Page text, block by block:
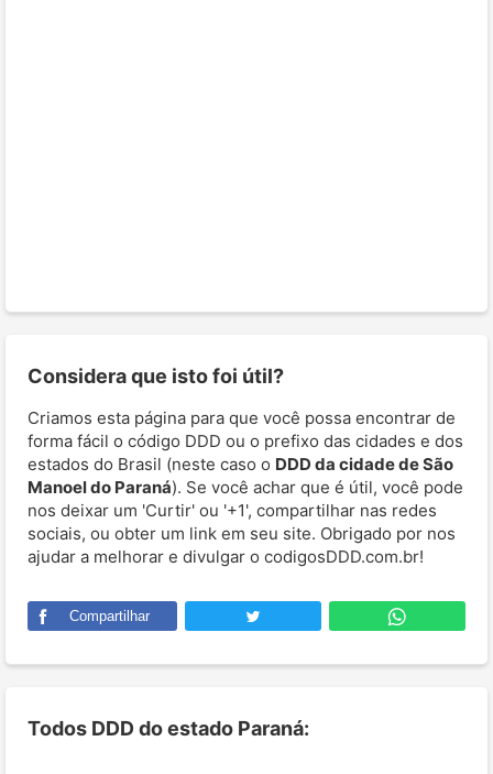
Considera que isto foi útil?
Criamos esta página para que você possa encontrar de
forma fácil o código DDD ou o prefixo das cidades e dos
estados do Brasil (neste caso o DDD da cidade de São
Manoel do Paraná). Se você achar que é útil, você pode
nos deixar um 'Curtir' ou '+1', compartilhar nas redes
sociais, ou obter um link em seu site. Obrigado por nos
ajudar a melhorar e divulgar o codigosDDD.com.br!
Compartilhar
Todos DDD do estado Paraná: